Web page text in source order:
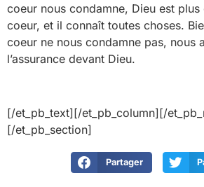
coeur nous condamne, Dieu est
coeur, et il connaît toutes choses.
coeur ne nous condamne pas, nous
l’assurance devant Dieu.
[/et_pb_text][/et_pb_column][/
[/et_pb_section]
Partager